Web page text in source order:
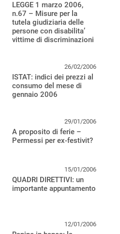
LEGGE 1 marzo 2006,
n.67 – Misure per la
tutela giudiziaria delle
persone con disabilita’
vittime di discriminazioni
26/02/2006
ISTAT: indici dei prezzi al
consumo del mese di
gennaio 2006
29/01/2006
A proposito di ferie –
Permessi per ex-festivit?
15/01/2006
QUADRI DIRETTIVI: un
importante appuntamento
12/01/2006